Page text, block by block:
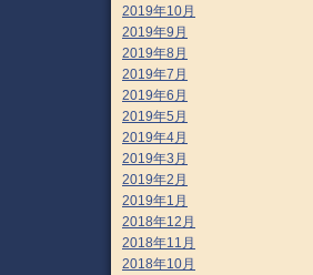
2019年10月
2019年9月
2019年8月
2019年7月
2019年6月
2019年5月
2019年4月
2019年3月
2019年2月
2019年1月
2018年12月
2018年11月
2018年10月